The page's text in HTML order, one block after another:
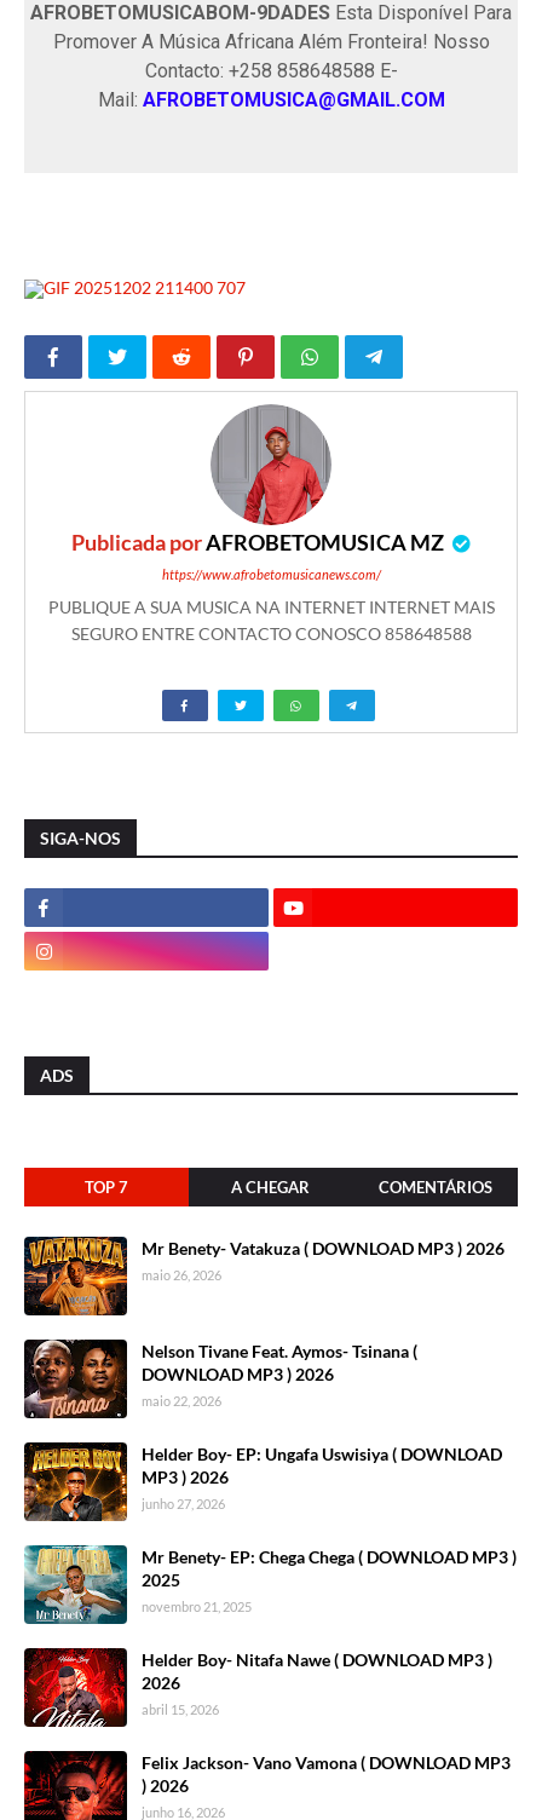
AFROBETOMUSICABOM-9DADES Esta Disponível Para
Promover A Música Africana Além Fronteira! Nosso
Contacto: +258 858648588 E-
Mail: AFROBETOMUSICA@GMAIL.COM
Publicada porAFROBETOMUSICA MZ
https://www.afrobetomusicanews.com/
PUBLIQUE A SUA MUSICA NA INTERNET INTERNET MAIS
SEGURO ENTRE CONTACTO CONOSCO 858648588
SIGA-NOS
ADS
TOP 7 A CHEGAR COMENTÁRIOS
Mr Benety- Vatakuza ( DOWNLOAD MP3 ) 2026
maio 26, 2026
Nelson Tivane Feat. Aymos- Tsinana (
DOWNLOAD MP3 ) 2026
maio 22, 2026
Helder Boy- EP: Ungafa Uswisiya ( DOWNLOAD
MP3 ) 2026
junho 27, 2026
Mr Benety- EP: Chega Chega ( DOWNLOAD MP3 )
2025
novembro 21, 2025
Helder Boy- Nitafa Nawe ( DOWNLOAD MP3 )
2026
abril 15, 2026
Felix Jackson- Vano Vamona ( DOWNLOAD MP3
) 2026
junho 16, 2026